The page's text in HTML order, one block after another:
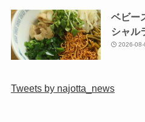
ベビー
シャル
2026-08-
Tweets by najotta_news